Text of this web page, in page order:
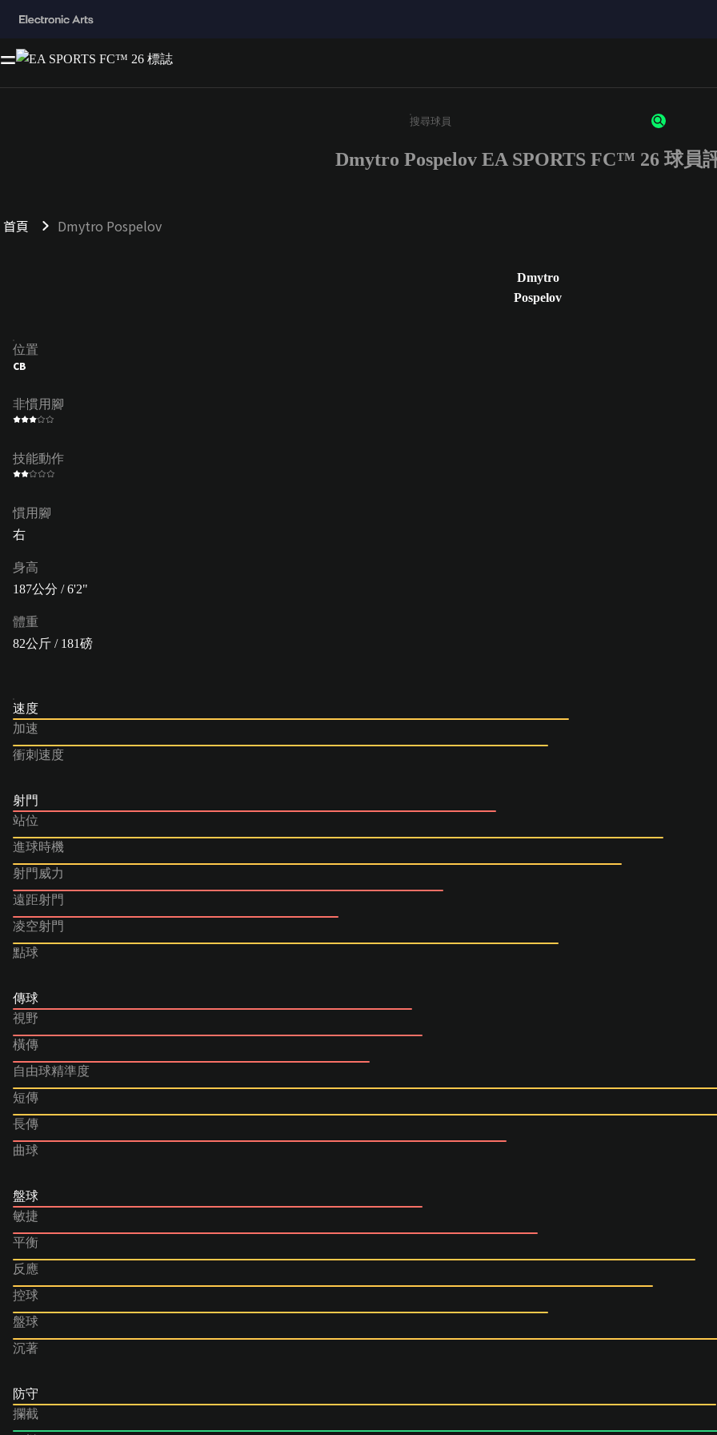
請輸入至少 3 個字元或數字
Dmytro Pospelov EA SPORTS FC™ 26 球員
首頁 Dmytro Pospelov
Dmytro
Pospelov
位置
CB
非慣用腳
技能動作
慣用腳
右
身高
187公分 / 6'2"
體重
82公斤 / 181磅
速度
加速
衝刺速度
射門
站位
進球時機
射門威力
遠距射門
凌空射門
點球
傳球
視野
橫傳
自由球精準度
短傳
長傳
曲球
盤球
敏捷
平衡
反應
控球
盤球
沉著
防守
攔截